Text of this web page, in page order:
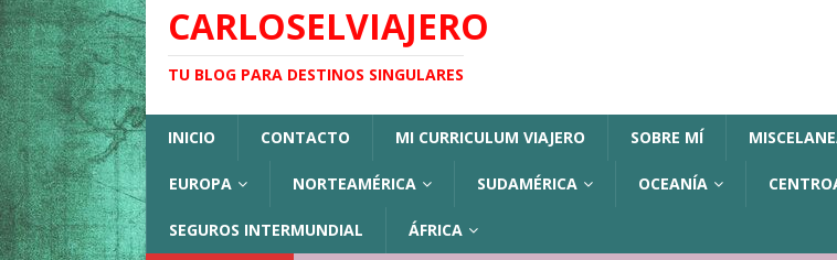
CARLOSELVIAJERO
TU BLOG PARA DESTINOS SINGULARES
INICIO CONTACTO MI CURRICULUM VIAJERO SOBRE MÍ
EUROPA NORTEAMÉRICA SUDAMÉRICA OCEANÍA
SEGUROS INTERMUNDIAL ÁFRICA